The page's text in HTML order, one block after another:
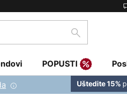
traži
POPUSTI
Uštedite 15%